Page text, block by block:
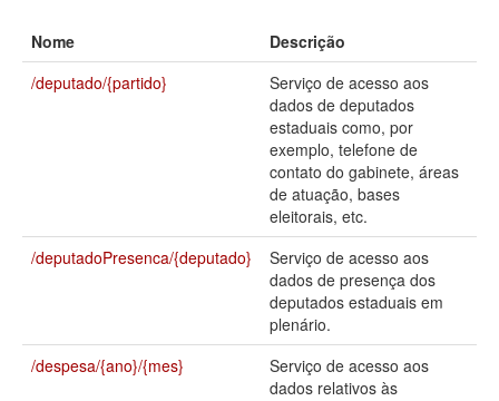
Planejamento
Catálogo de dados
Legislação
Perguntas frequentes
Nome
Descrição
/deputado/{partido}
Serviço de acesso aos
dados de deputados
estaduais como, por
exemplo, telefone de
contato do gabinete, áreas
de atuação, bases
eleitorais, etc.
/deputadoPresenca/{deputado}
Serviço de acesso aos
dados de presença dos
deputados estaduais em
plenário.
/despesa/{ano}/{mes}
Serviço de acesso aos
dados relativos às